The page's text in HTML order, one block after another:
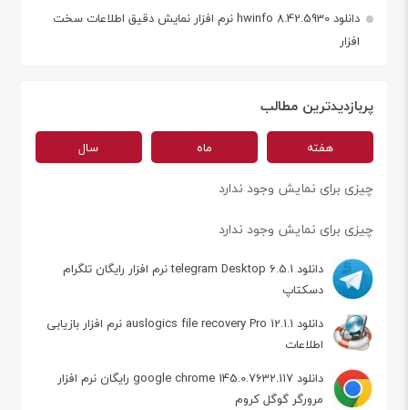
دانلود hwinfo 8.42.5930 نرم افزار نمایش دقیق اطلاعات سخت
افزار
پربازدیدترین مطالب
هفته ماه سال
چیزی برای نمایش وجود ندارد
چیزی برای نمایش وجود ندارد
دانلود telegram Desktop 6.5.1 نرم افزار رایگان تلگرام
دسکتاپ
دانلود auslogics file recovery Pro 12.1.1 نرم افزار بازیابی
اطلاعات
دانلود google chrome 145.0.7632.117 رایگان نرم افزار
مرورگر گوگل کروم